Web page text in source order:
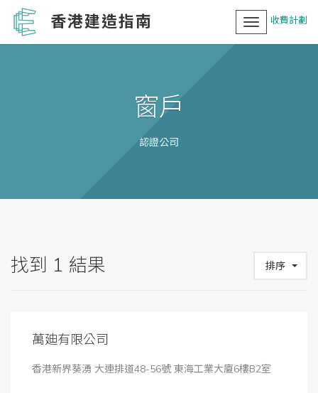
香港建造指南 收費計劃
Toggle
navigation
窗戶
認證公司
找到 1 結果 排序
萬廸有限公司
香港新界葵湧 大連排道48-56號 東海工業大廈6樓B2室